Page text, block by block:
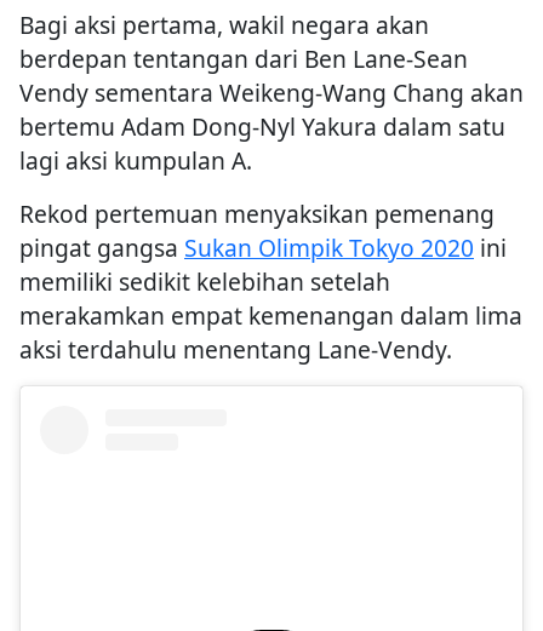
Bagi aksi pertama, wakil negara akan
berdepan tentangan dari Ben Lane-Sean
Vendy sementara Weikeng-Wang Chang akan
bertemu Adam Dong-Nyl Yakura dalam satu
lagi aksi kumpulan A.
Rekod pertemuan menyaksikan pemenang
pingat gangsa Sukan Olimpik Tokyo 2020 ini
memiliki sedikit kelebihan setelah
merakamkan empat kemenangan dalam lima
aksi terdahulu menentang Lane-Vendy.